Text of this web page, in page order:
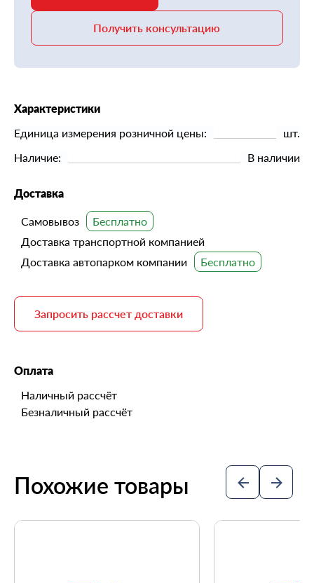
Получить консультацию
Характеристики
Единица измерения розничной цены:
шт.
Наличие:
В наличии
Доставка
Самовывоз
Доставка транспортной компанией
Доставка автопарком компании
Запросить рассчет доставки
Оплата
Наличный рассчёт
Безналичный рассчёт
Похожие товары